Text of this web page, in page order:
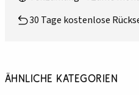
30 Tage kostenlose
Ähnliche Kategorien